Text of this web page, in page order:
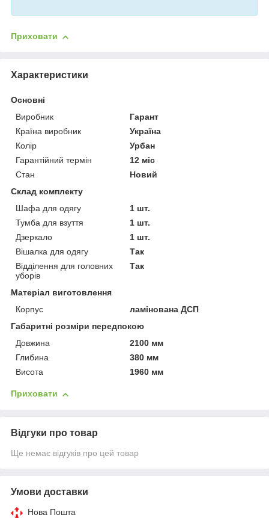
Приховати
Характеристики
Основні
Виробник
Гарант
Країна виробник
Україна
Колір
Урбан
Гарантійний термін
12 міс
Стан
Новий
Склад комплекту
Шафа для одягу
1 шт.
Тумба для взуття
1 шт.
Дзеркало
1 шт.
Вішалка для одягу
Так
Відділення для головних
уборів
Так
Матеріал виготовлення
Корпус
ламінована ДСП
Габаритні розміри передпокою
Довжина
2100 мм
Глибина
380 мм
Висота
1960 мм
Приховати
Відгуки про товар
Ще немає відгуків про цей товар
Умови доставки
Нова Пошта